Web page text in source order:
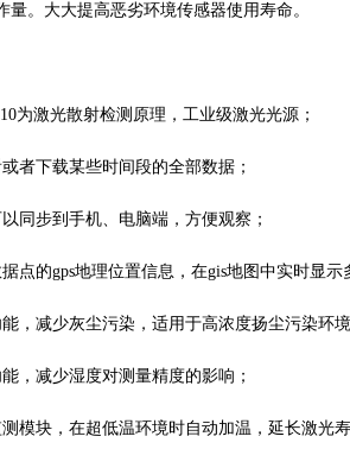
量。大大提高恶劣环境传感器使用寿命。
为激光散射检测原理，工业级激光光源；
者下载某些时间段的全部数据；
同步到手机、电脑端，方便观察；
点的gps地理位置信息，在gis地图中实时显示
，减少灰尘污染，适用于高浓度扬尘污染环
，减少湿度对测量精度的影响；
模块，在超低温环境时自动加温，延长激光